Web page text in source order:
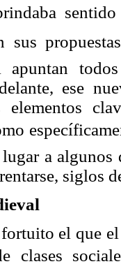
sus
ese
a
siglos
el que
clases